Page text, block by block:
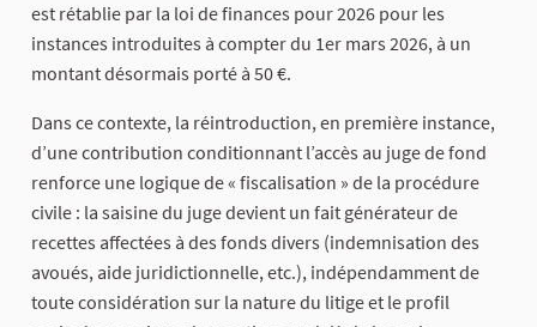
est rétablie par la loi de finances pour 2026 pour les
instances introduites à compter du 1er mars 2026, à un
montant désormais porté à 50 €.
Dans ce contexte, la réintroduction, en première instance,
d’une contribution conditionnant l’accès au juge de fond
renforce une logique de « fiscalisation » de la procédure
civile : la saisine du juge devient un fait générateur de
recettes affectées à des fonds divers (indemnisation des
avoués, aide juridictionnelle, etc.), indépendamment de
toute considération sur la nature du litige et le profil